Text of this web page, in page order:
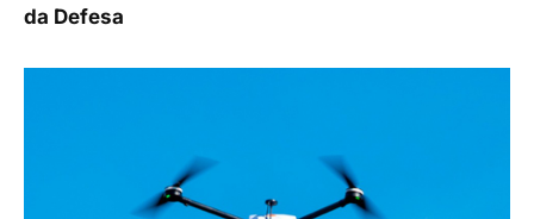
da Defesa